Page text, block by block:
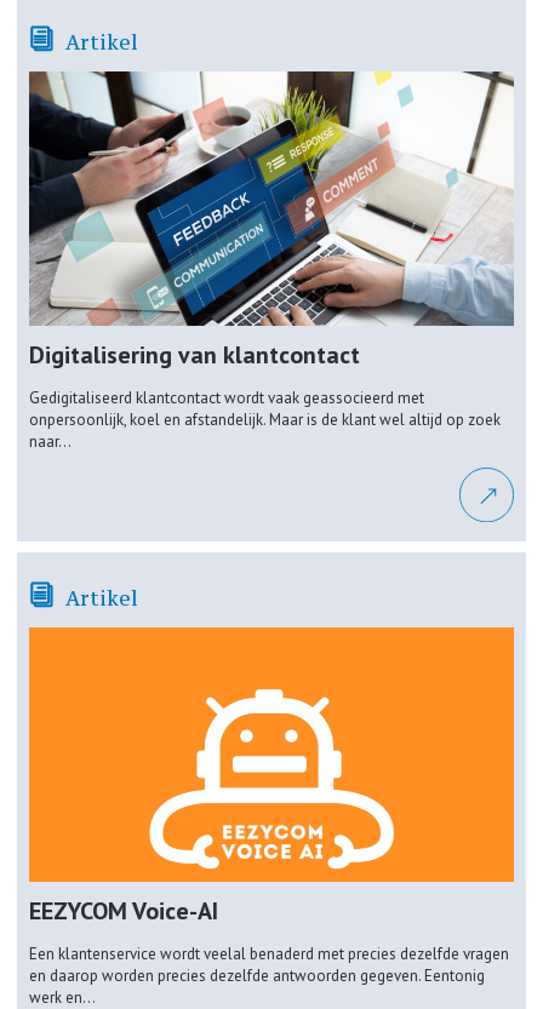
Artikel
Digitalisering van klantcontact
Gedigitaliseerd klantcontact wordt vaak geassocieerd met
onpersoonlijk, koel en afstandelijk. Maar is de klant wel altijd op zoek
naar...
Artikel
EEZYCOM Voice-AI
Een klantenservice wordt veelal benaderd met precies dezelfde vragen
en daarop worden precies dezelfde antwoorden gegeven. Eentonig
werk en...